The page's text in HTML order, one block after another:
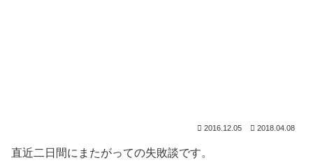
2016.12.05 2018.04.08
直近二日間にまたがっての失敗談です。